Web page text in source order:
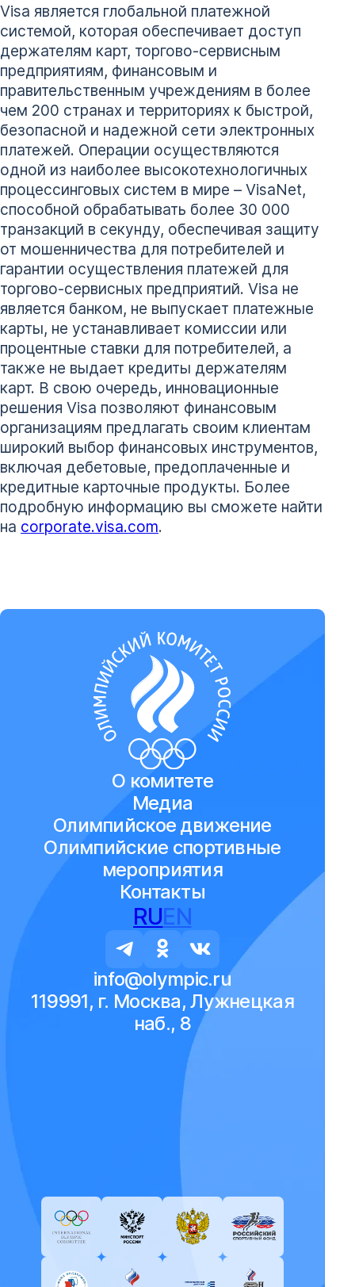
Visa является глобальной платежной
системой, которая обеспечивает доступ
держателям карт, торгово-сервисным
предприятиям, финансовым и
правительственным учреждениям в более
чем 200 странах и территориях к быстрой,
безопасной и надежной сети электронных
платежей. Операции осуществляются
одной из наиболее высокотехнологичных
процессинговых систем в мире – VisaNet,
способной обрабатывать более 30 000
транзакций в секунду, обеспечивая защиту
от мошенничества для потребителей и
гарантии осуществления платежей для
торгово-сервисных предприятий. Visa не
является банком, не выпускает платежные
карты, не устанавливает комиссии или
процентные ставки для потребителей, а
также не выдает кредиты держателям
карт. В свою очередь, инновационные
решения Visa позволяют финансовым
организациям предлагать своим клиентам
широкий выбор финансовых инструментов,
включая дебетовые, предоплаченные и
кредитные карточные продукты. Более
подробную информацию вы сможете найти
на corporate.visa.com.
О комитете
Медиа
Олимпийское движение
Олимпийские спортивные
мероприятия
Контакты
RUEN
info@olympic.ru
119991, г. Москва, Лужнецкая
наб., 8